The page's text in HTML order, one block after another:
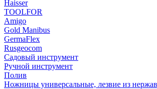
Haisser
TOOLFOR
Amigo
Gold Manibus
GermaFlex
Rusgeocom
Садовый инструмент
Ручной инструмент
Полив
Ножницы универсальные, лезвие из